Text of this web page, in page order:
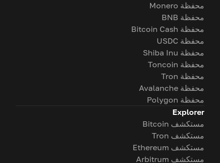
محفظة Monero
محفظة BNB
محفظة Bitcoin Cash
محفظة USDC
محفظة Shiba Inu
محفظة Toncoin
محفظة Tron
محفظة Avalanche
محفظة Polygon
Explorer
مستكشف Bitcoin
مستكشف Tron
مستكشف Ethereum
مستكشف Arbitrum